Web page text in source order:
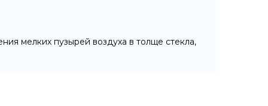
мелких пузырей воздуха в толще стекла,